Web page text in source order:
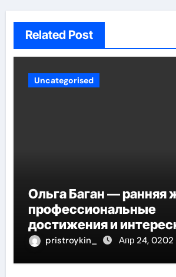
Related Post
Uncategorised
Ольга Баган — ранняя
профессиональные
достижения и
факты
pristroykin_ Апр 24, 0202